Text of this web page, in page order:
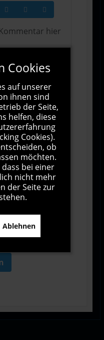
dass diese Website
erhebt.
Cookies
auf unserer
ihnen sind
der Seite,
helfen, diese
Cookies).
ob
möchten.
bei einer
nicht mehr
der Seite zur
Ablehnen